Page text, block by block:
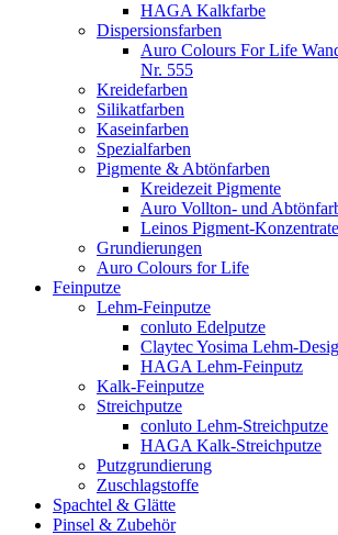
HAGA Kalkfarbe
Dispersionsfarben
Auro Colours For Life
Nr. 555
Kreidefarben
Silikatfarben
Kaseinfarben
Spezialfarben
Pigmente & Abtönfarben
Kreidezeit Pigmente
Auro Vollton- und
Leinos Pigment-Konzentrate
Grundierungen
Auro Colours for Life
Feinputze
Lehm-Feinputze
conluto Edelputze
Claytec Yosima Lehm-
HAGA Lehm-Feinputz
Kalk-Feinputze
Streichputze
conluto Lehm-Streichputze
HAGA Kalk-Streichputze
Putzgrundierung
Zuschlagstoffe
Spachtel & Glätte
Pinsel & Zubehör